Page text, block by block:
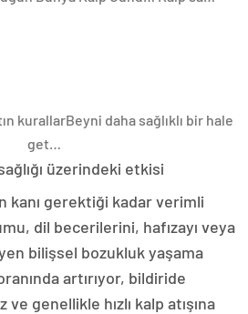
kurallarBeyni daha sağlıklı bir hale
get…
üzerindeki etkisi
kanı gerektiği kadar verimli
dil becerilerini, hafızayı veya
bilişsel bozukluk yaşama
artırıyor, bildiride
genellikle hızlı kalp atışına